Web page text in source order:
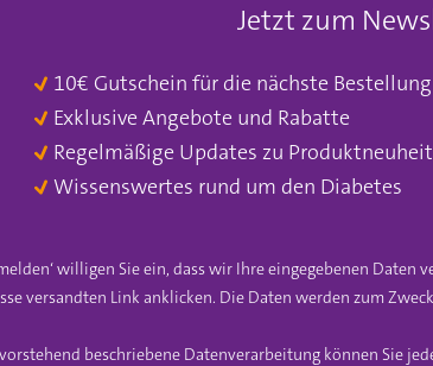
Jetzt zum
10€ Gutschein für die nächste
Exklusive Angebote und Rabatte
Regelmäßige Updates zu
Wissenswertes rund um den Diabetes
willigen Sie ein, dass wir Ihre eingegebenen
versandten Link anklicken. Die Daten werden zum
beschriebene Datenverarbeitung können Sie